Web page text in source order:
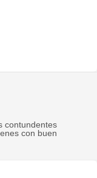
contundentes
con buen